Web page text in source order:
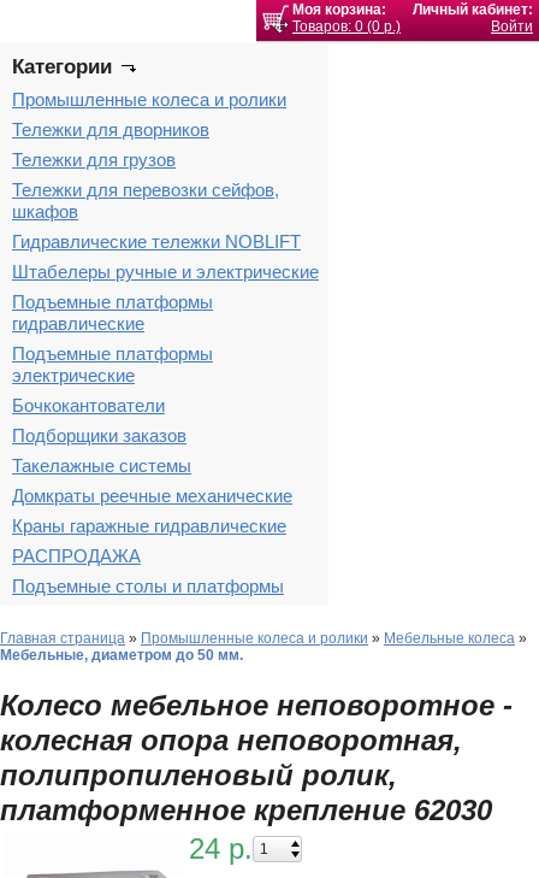
Моя корзина:
Товаров: 0 (0 р.)
Личный кабинет:
Войти
Категории
Промышленные колеса и ролики
Тележки для дворников
Тележки для грузов
Тележки для перевозки сейфов,
шкафов
Гидравлические тележки NOBLIFT
Штабелеры ручные и электрические
Подъемные платформы
гидравлические
Подъемные платформы
электрические
Бочкокантователи
Подборщики заказов
Такелажные системы
Домкраты реечные механические
Краны гаражные гидравлические
РАСПРОДАЖА
Подъемные столы и платформы
Главная страница » Промышленные колеса и ролики » Мебельные колеса »
Мебельные, диаметром до 50 мм.
Колесо мебельное неповоротное -
колесная опора неповоротная,
полипропиленовый ролик,
платформенное крепление 62030
24 р.